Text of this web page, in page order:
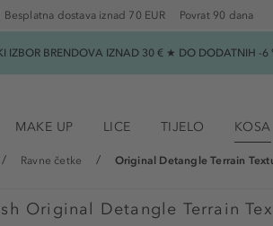
Besplatna dostava iznad 70 EUR Povrat 90 dana
IZBOR BRENDOVA IZNAD 30 € ★ DO DODATNIH -
MAKE UP LICE TIJELO KOSA
Ravne četke Original Detangle Terrain
Original Detangle Terrain